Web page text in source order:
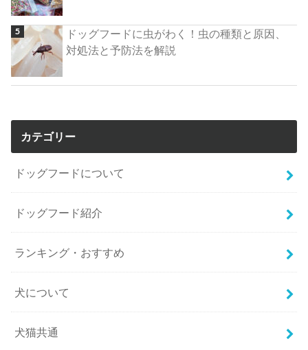
ドッグフードに虫がわく！虫の種類と原因、
対処法と予防法を解説
カテゴリー
ドッグフードについて
ドッグフード紹介
ランキング・おすすめ
犬について
犬猫共通